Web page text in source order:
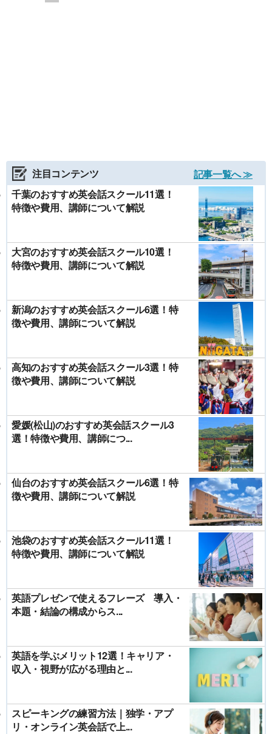
注目コンテンツ
記事一覧へ ≫
千葉のおすすめ英会話スクール11選！
特徴や費用、講師について解説
大宮のおすすめ英会話スクール10選！
特徴や費用、講師について解説
新潟のおすすめ英会話スクール6選！特
徴や費用、講師について解説
高知のおすすめ英会話スクール3選！特
徴や費用、講師について解説
愛媛(松山)のおすすめ英会話スクール3
選！特徴や費用、講師につ...
仙台のおすすめ英会話スクール6選！特
徴や費用、講師について解説
池袋のおすすめ英会話スクール11選！
特徴や費用、講師について解説
英語プレゼンで使えるフレーズ 導入・
本題・結論の構成からス...
英語を学ぶメリット12選！キャリア・
収入・視野が広がる理由と...
スピーキングの練習方法｜独学・アプ
リ・オンライン英会話で上...